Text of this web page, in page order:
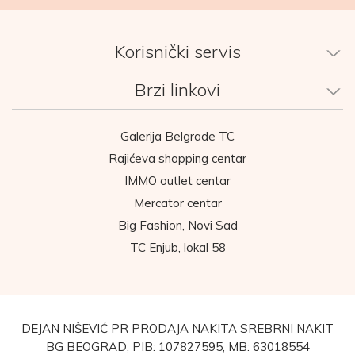
Korisnički servis
Brzi linkovi
Galerija Belgrade TC
Rajićeva shopping centar
IMMO outlet centar
Mercator centar
Big Fashion, Novi Sad
TC Enjub, lokal 58
DEJAN NIŠEVIĆ PR PRODAJA NAKITA SREBRNI NAKIT
BG BEOGRAD, PIB: 107827595, MB: 63018554